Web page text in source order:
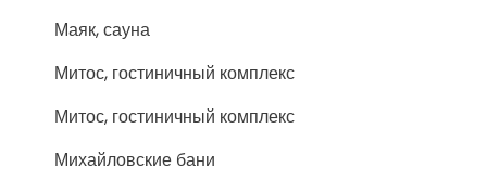
Маяк, сауна
Митос, гостиничный комплекс
Митос, гостиничный комплекс
Михайловские бани